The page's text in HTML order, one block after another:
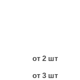
от 2 шт
от 3 шт